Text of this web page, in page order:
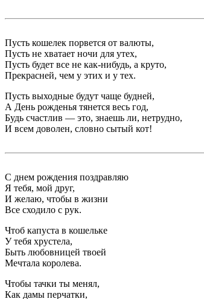
Пусть кошелек порвется от валюты,
Пусть не хватает ночи для утех,
Пусть будет все не как-нибудь, а круто,
Прекрасней, чем у этих и у тех.
Пусть выходные будут чаще будней,
А День рожденья тянется весь год,
Будь счастлив — это, знаешь ли, нетрудно,
И всем доволен, словно сытый кот!
С днем рождения поздравляю
Я тебя, мой друг,
И желаю, чтобы в жизни
Все сходило с рук.
Чтоб капуста в кошельке
У тебя хрустела,
Быть любовницей твоей
Мечтала королева.
Чтобы тачки ты менял,
Как дамы перчатки,